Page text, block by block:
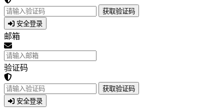
获取验证码
安全登录
邮箱
验证码
获取验证码
安全登录